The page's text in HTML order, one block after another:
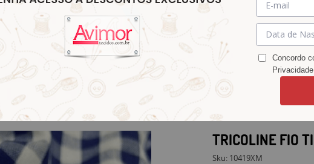
SARJA SINTÉTICOS &
CHITÃO
&
TRICÔ
TECIDOS E
AVIAMENTOS
&
ACESSÓRIOS
Marinho 10419XM
TRICOLINE FIO
Sku: 10419XM
Concordo
Privacidade